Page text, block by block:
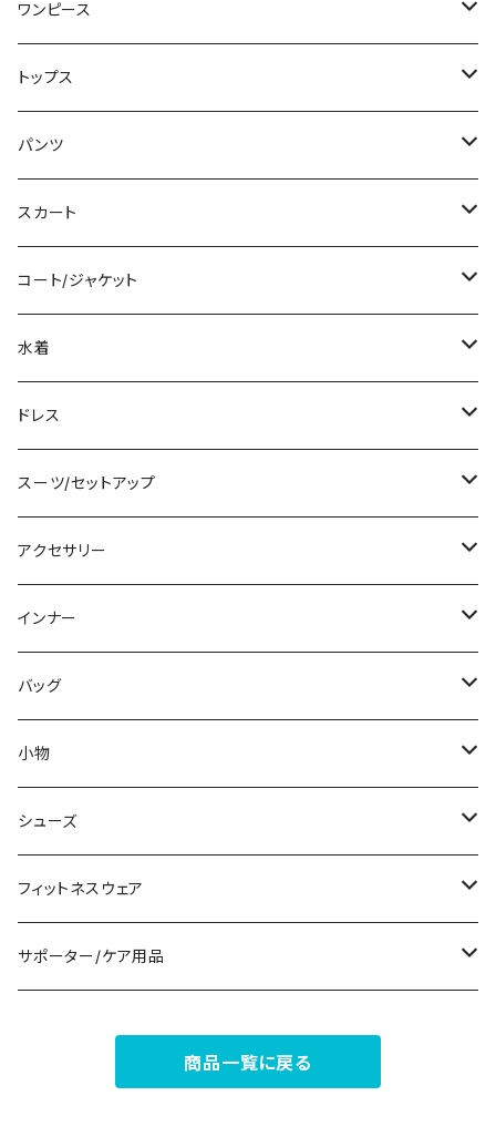
ワンピース
ミニ/ショート
ミディアム/ミモレ
ロング/マキシ
袖付き
ノースリーブ
その他
チュニック
トップス
Tシャツ/カットソー
タンクトップ/キャミソール
シャツ/ブラウス
ベアトップ/チューブトップ
カーディガン/ボレロ
ニット/セーター
パーカー
スウェット/トレーナー
その他
パンツ
ショート丈
クロップド丈
ロング丈
デニム
レギンス
その他
オールインワン
スカート
ミニ/ショート
ミディアム/ミモレ
ロング
その他
コート/ジャケット
コート
ジャケット
その他
水着
タンキニ
バンドゥビキニ
ワンピース
ラッシュガード
その他
ドレス
ミニ/ショート
ミディアム/ミモレ
ロング/マキシ
袖付き
ノースリーブ
パンツドレス
ナイトドレス
その他
スーツ/セットアップ
パンツスーツ
スカートスーツ
その他
アクセサリー
ネックレス
ブレスレット
ピアス
コサージュ
リング
その他
インナー
ブラ/ブラトップ/ベアトップ
ショーツ
タンクトップ/キャミソール
半袖/5分
7分/長袖
ペチコート/ペチパンツ
バッグ
サブバッグ
クラッチバッグ
トートバッグ
ショルダーバッグ
カジュアルバッグ
小物
マフラー/スカーフ/ストール
財布
アクセサリーケース
シューズ
スニーカー
ブーツ
フィットネスウェア
セット販売
サポーター/ケア用品
商品一覧に戻る